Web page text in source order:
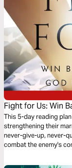
Fight for Us: Win
You
This 5-day reading
strengthening their
never-give-up, never-
combat the enemy's
battle the Enemy brings